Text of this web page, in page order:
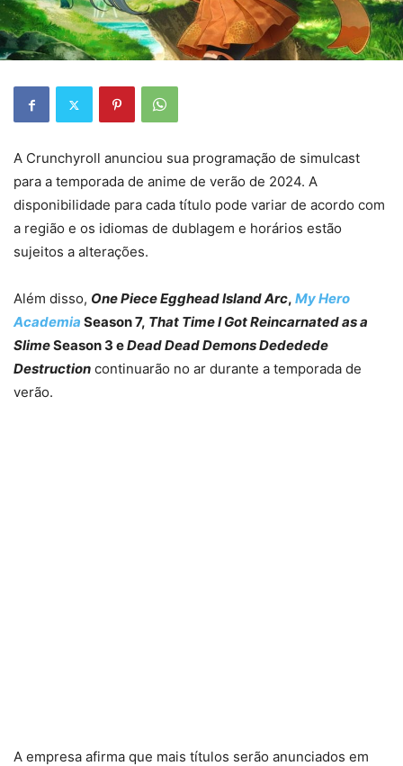
A Crunchyroll anunciou sua programação de simulcast
para a temporada de anime de verão de 2024. A
disponibilidade para cada título pode variar de acordo com
a região e os idiomas de dublagem e horários estão
sujeitos a alterações.
Além disso, One Piece Egghead Island Arc, My Hero
Academia Season 7, That Time I Got Reincarnated as a
SlimeSeason 3 eDead Dead Demons Dededede
Destruction continuarão no ar durante a temporada de
verão.
A empresa afirma que mais títulos serão anunciados em